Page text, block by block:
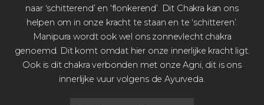
naar ‘schitterend’ en ‘flonkerend’. Dit Chakra kan ons
helpen om in onze kracht te staan en te ‘schitteren’.
Manipura wordt ook wel ons zonnevlecht chakra
genoemd. Dit komt omdat hier onze innerlijke kracht ligt.
Ook is dit chakra verbonden met onze Agni, dit is ons
innerlijke vuur volgens de Ayurveda.